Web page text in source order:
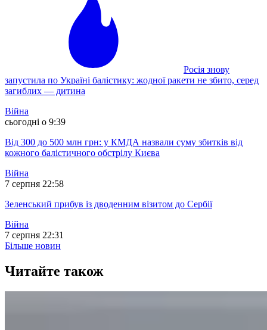
Росія знову
запустила по Україні балістику: жодної ракети не збито, серед
загиблих — дитина
Війна
сьогодні о 9:39
Від 300 до 500 млн грн: у КМДА назвали суму збитків від
кожного балістичного обстрілу Києва
Війна
7 серпня 22:58
Зеленський прибув із дводенним візитом до Сербії
Війна
7 серпня 22:31
Більше новин
Читайте також